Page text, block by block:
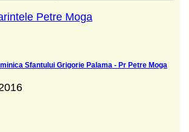
Petre Moga
Sfantului Grigorie Palama - Pr Petre Moga